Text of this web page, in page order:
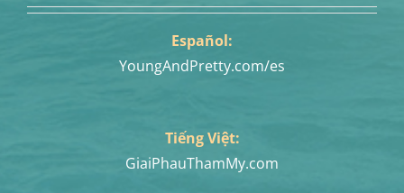
Español:
YoungAndPretty.com/es
Tiếng Việt:
GiaiPhauThamMy.com